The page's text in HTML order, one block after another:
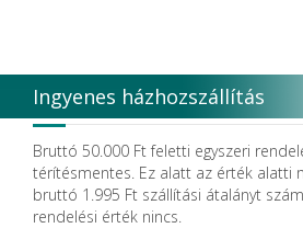
Ingyenes házhozszállítás
Bruttó 50.000 Ft feletti egyszeri
térítésmentes. Ez alatt az érték alatti
bruttó 1.995 Ft szállítási átalányt
rendelési érték nincs.